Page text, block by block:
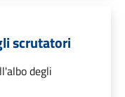
scrutatori
degli